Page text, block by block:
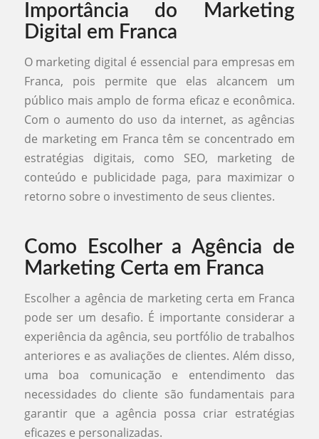
Importância do Marketing
Digital em Franca
O marketing digital é essencial para empresas em
Franca, pois permite que elas alcancem um
público mais amplo de forma eficaz e econômica.
Com o aumento do uso da internet, as agências
de marketing em Franca têm se concentrado em
estratégias digitais, como SEO, marketing de
conteúdo e publicidade paga, para maximizar o
retorno sobre o investimento de seus clientes.
Como Escolher a Agência de
Marketing Certa em Franca
Escolher a agência de marketing certa em Franca
pode ser um desafio. É importante considerar a
experiência da agência, seu portfólio de trabalhos
anteriores e as avaliações de clientes. Além disso,
uma boa comunicação e entendimento das
necessidades do cliente são fundamentais para
garantir que a agência possa criar estratégias
eficazes e personalizadas.